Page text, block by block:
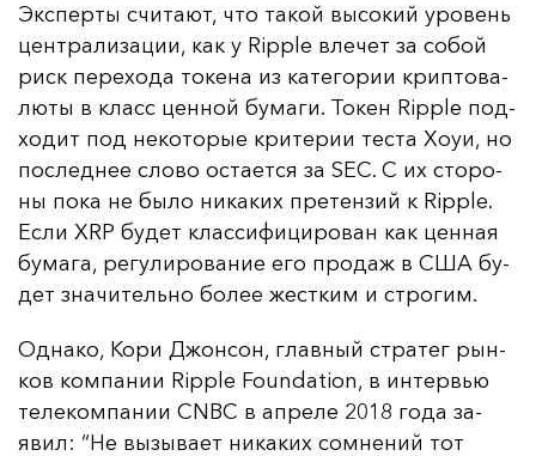
Эк­спер­ты счи­та­ют, что та­кой вы­со­кий уро­вень
цен­тра­ли­за­ции, как у Ripple вле­чет за со­бой
риск пе­ре­хо­да то­ке­на из ка­те­го­рии крип­то­ва­
лю­ты в класс цен­ной бу­ма­ги. То­кен Ripple под­
хо­дит под не­ко­то­рые кри­те­рии тес­та Хо­уи, но
пос­лед­нее сло­во ос­та­ет­ся за SEC. С их сто­ро­
ны по­ка не бы­ло ни­ка­ких пре­тен­зий к Ripple.
Ес­ли XRP бу­дет клас­си­фи­ци­ро­ван как цен­ная
бу­ма­га, ре­гу­ли­ро­ва­ние его про­даж в США бу­
дет зна­чи­тель­но бо­лее жес­тким и стро­гим.
Од­на­ко, Ко­ри Джон­сон, глав­ный стра­тег рын­
ков ком­па­нии Ripple Foundation, в ин­тервью
те­ле­ком­па­нии CNBC в ап­ре­ле 2018 го­да за­
явил: “Не вы­зы­ва­ет ни­ка­ких сом­не­ний тот